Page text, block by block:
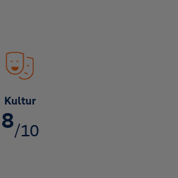
Kultur
8/10